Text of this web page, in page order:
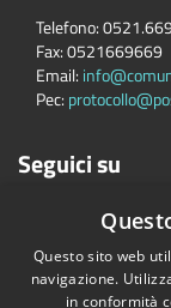
Telefono:
Fax:0521669669
Email:
Pec:
Seguici su
Questo sito web
navigazione.
in conformità